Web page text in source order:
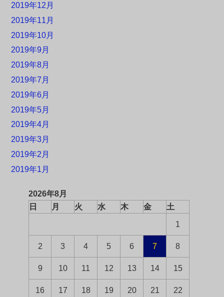
2019年12月
2019年11月
2019年10月
2019年9月
2019年8月
2019年7月
2019年6月
2019年5月
2019年4月
2019年3月
2019年2月
2019年1月
2026年8月
日
月 火 水 木 金 土
1
2 3 4 5 6 7 8
9 10 11 12 13 14 15
16 17 18 19 20 21 22